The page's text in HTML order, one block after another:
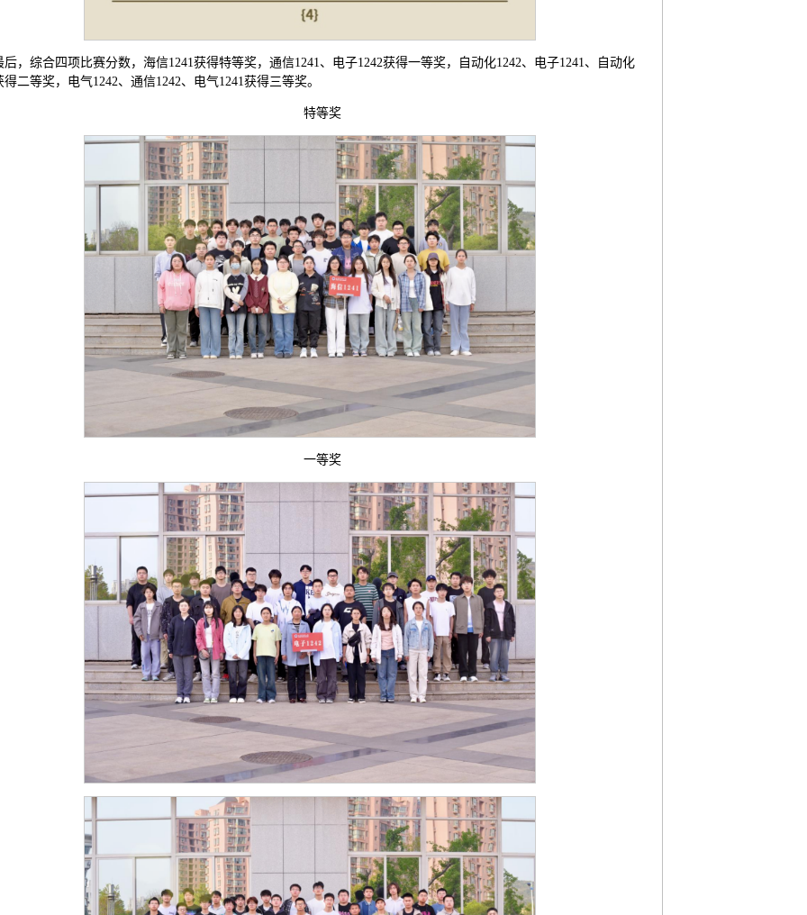
后，综合四项比赛分数，海信1241获得特等奖，通信1241、电子1242获得一等奖，自动化1242、电子1241、自动化
得二等奖，电气1242、通信1242、电气1241获得三等奖。
特等奖
一等奖